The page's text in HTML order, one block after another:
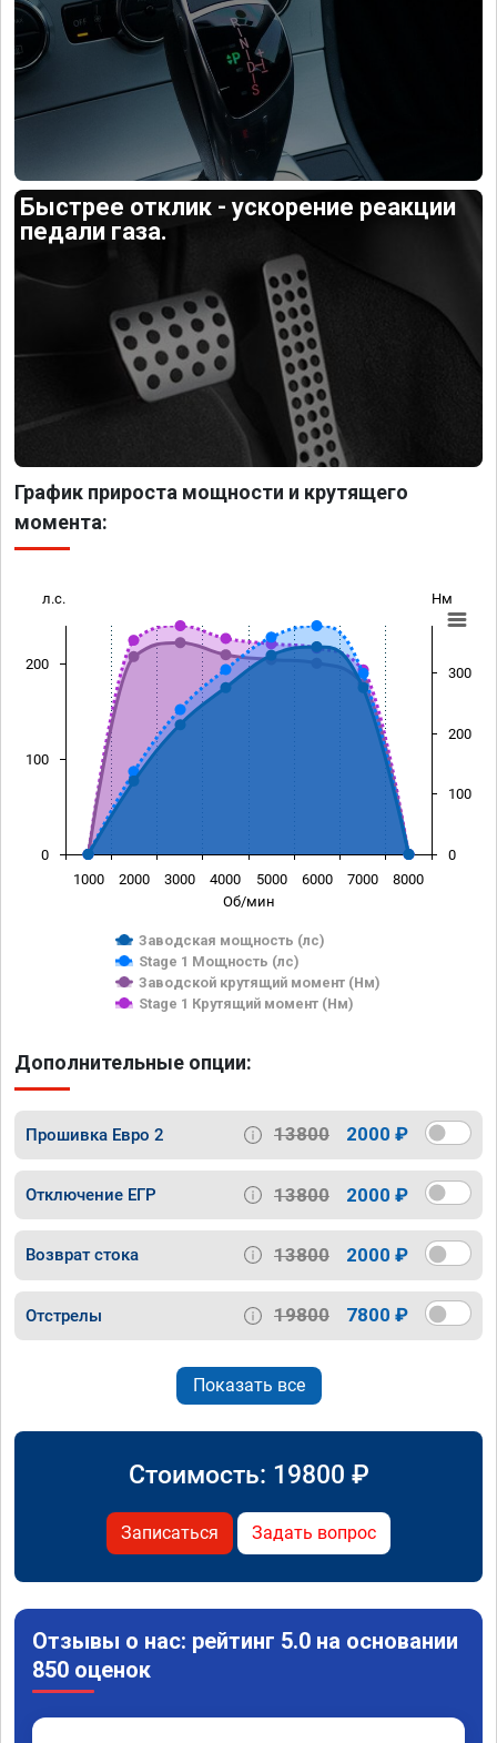
Быстрее отклик - ускорение реакции
педали газа.
График прироста мощности и крутящего
момента:
Об/мин
л.с. Нм
Заводская мощность (лс)
Stage 1 Мощность (лс)
Заводской крутящий момент (Нм)
Stage 1 Крутящий момент (Нм)
1000 2000 3000 4000 5000 6000 7000 8000
0
100
200
0
100
200
300
Дополнительные опции:
Прошивка Евро 2 13800 2000 ₽
Отключение ЕГР 13800 2000 ₽
Возврат стока 13800 2000 ₽
Отстрелы 19800 7800 ₽
Показать все
Стоимость: 19800 ₽
Записаться Задать вопрос
Отзывы о нас: рейтинг 5.0 на основании
850 оценок